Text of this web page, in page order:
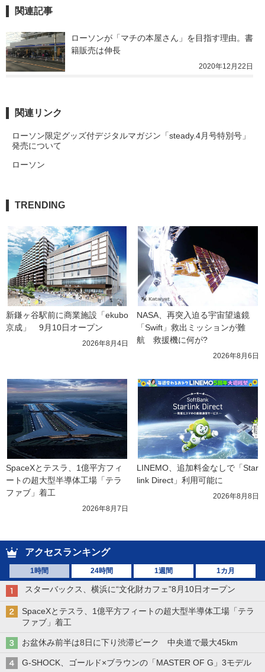
関連記事
ローソンが「マチの本屋さん」を目指す理由。書
籍販売は伸長
2020年12月22日
関連リンク
ローソン限定グッズ付デジタルマガジン「steady.4月号特別号」
発売について
ローソン
TRENDING
新鎌ヶ谷駅前に商業施設「ekubo
京成」　9月10日オープン
2026年8月4日
NASA、再突入迫る宇宙望遠鏡
「Swift」救出ミッションが難
航　救援機に何が?
2026年8月6日
SpaceXとテスラ、1億平方フィ
ートの超大型半導体工場「テラ
ファブ」着工
2026年8月7日
LINEMO、追加料金なしで「Star
link Direct」利用可能に
2026年8月8日
アクセスランキング
1時間 24時間 1週間 1カ月
スターバックス、横浜に“文化財カフェ”8月10日オープン
SpaceXとテスラ、1億平方フィートの超大型半導体工場「テラ
ファブ」着工
お盆休み前半は8日に下り渋滞ピーク 中央道で最大45km
G-SHOCK、ゴールド×ブラウンの「MASTER OF G」3モデル